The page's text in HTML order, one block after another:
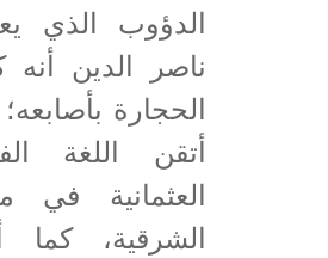
الدؤوب الذي
ناصر الدين
الحجارة
أتقن اللغة
العثمانية في
الشرقية، كما